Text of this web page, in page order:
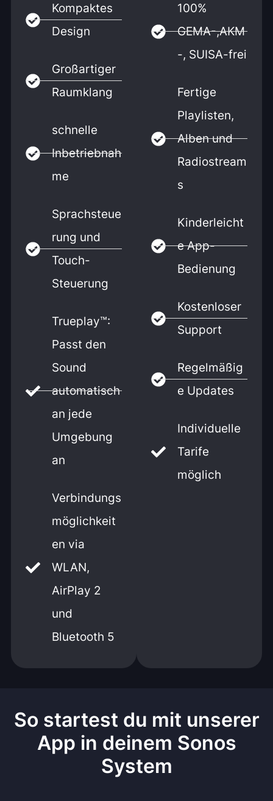
100%
GEMA-,AKM
-, SUISA-frei
Fertige
Playlisten,
Alben und
Radiostream
s
Kinderleicht
e App-
Bedienung
Kostenloser
Support
Regelmäßig
e Updates
Individuelle
Tarife
möglich
Kompaktes
Design
Großartiger
Raumklang
schnelle
Inbetriebnah
me
Sprachsteue
rung und
Touch-
Steuerung
Trueplay™:
Passt den
Sound
automatisch
an jede
Umgebung
an
Verbindungs
möglichkeit
en via
WLAN,
AirPlay 2
und
Bluetooth 5
So startest du mit unserer
App in deinem Sonos
System